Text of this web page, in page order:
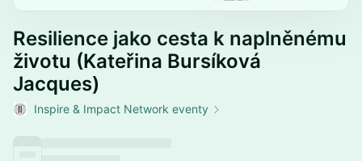
Resilience jako cesta k naplněnému
životu (Kateřina Bursíková
Jacques)
Inspire & Impact Network eventy